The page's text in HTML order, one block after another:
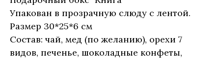
Упакован в прозрачную слюду с лентой.
Размер 30*25*6 см
Состав: чай, мед (по желанию), орехи 7
видов, печенье, шоколадные конфеты,